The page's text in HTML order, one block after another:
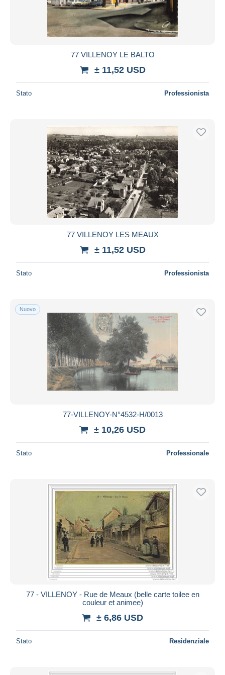
77 VILLENOY LE BALTO
± 11,52 USD
Stato Professionista
77 VILLENOY LES MEAUX
± 11,52 USD
Stato Professionista
Nuovo
77-VILLENOY-N°4532-H/0013
± 10,26 USD
Stato Professionale
77 - VILLENOY - Rue de Meaux (belle carte toilee en
couleur et animee)
± 6,86 USD
Stato Residenziale